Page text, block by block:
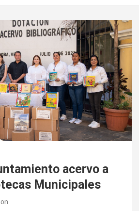
acervo a
Municipales